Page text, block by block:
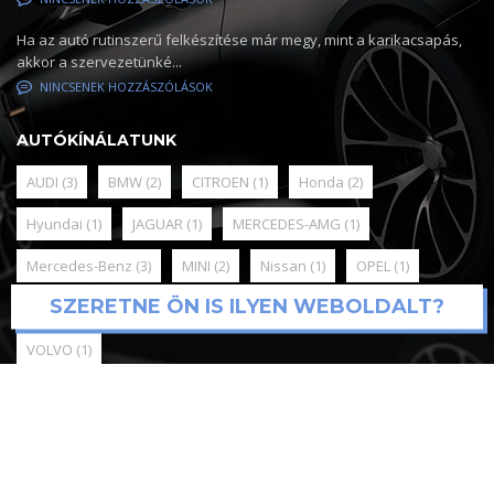
SZERETNE ÖN IS ILYEN WEBOLDALT?
Ha az autó rutinszerű felkészítése már megy, mint a karikacsapás,
akkor a szervezetünké...
NINCSENEK HOZZÁSZÓLÁSOK
AUTÓKÍNÁLATUNK
AUDI (3) BMW (2) CITROEN (1) Honda (2)
Hyundai (1) JAGUAR (1) MERCEDES-AMG (1)
Mercedes-Benz (3) MINI (2) Nissan (1) OPEL (1)
RENAULT(1) SKODA (3) Toyota(3) Volkswagen (3)
VOLVO (1)